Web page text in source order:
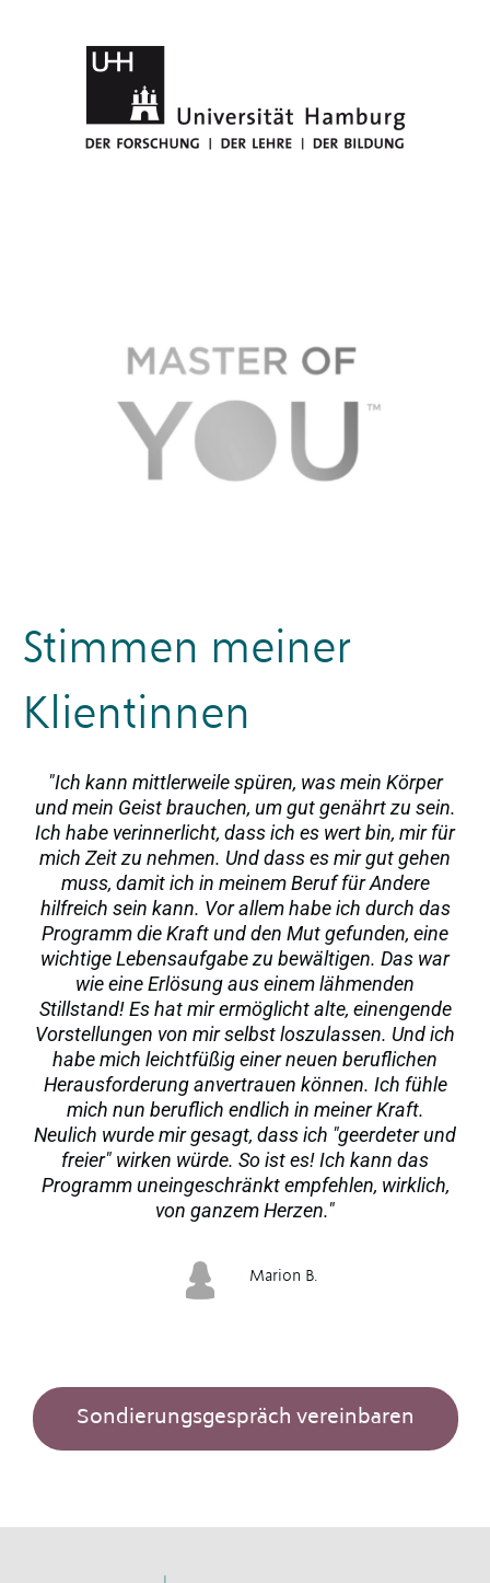
Stimmen meiner
Klientinnen
"Ich kann mittlerweile spüren, was mein Körper
und mein Geist brauchen, um gut genährt zu sein.
Ich habe verinnerlicht, dass ich es wert bin, mir für
mich Zeit zu nehmen. Und dass es mir gut gehen
muss, damit ich in meinem Beruf für Andere
hilfreich sein kann. Vor allem habe ich durch das
Programm die Kraft und den Mut gefunden, eine
wichtige Lebensaufgabe zu bewältigen. Das war
wie eine Erlösung aus einem lähmenden
Stillstand! Es hat mir ermöglicht alte, einengende
Vorstellungen von mir selbst loszulassen. Und ich
habe mich leichtfüßig einer neuen beruflichen
Herausforderung anvertrauen können. Ich fühle
mich nun beruflich endlich in meiner Kraft.
Neulich wurde mir gesagt, dass ich "geerdeter und
freier" wirken würde. So ist es! Ich kann das
Programm uneingeschränkt empfehlen, wirklich,
von ganzem Herzen."
Marion B.
Sondierungsgespräch vereinbaren